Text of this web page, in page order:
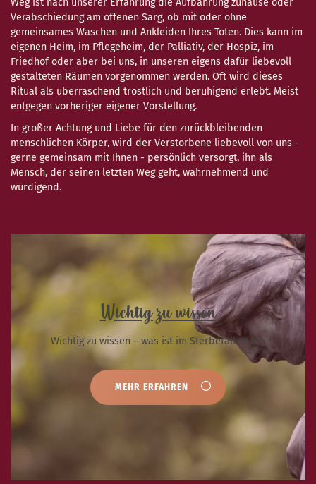
Verabschiedung am offenen Sarg, ob mit oder ohne
gemeinsames Waschen und Ankleiden Ihres Toten. Dies kann im
eigenen Heim, im Pflegeheim, der Palliativ, der Hospiz, im
Friedhof oder aber bei uns, in unseren eigens dafür liebevoll
gestalteten Räumen vorgenommen werden. Oft wird dieses
Ritual als überraschend tröstlich und beruhigend erlebt. Meist
entgegen vorheriger eigener Vorstellung.
In großer Achtung und Liebe für den zurückbleibenden
menschlichen Körper, wird der Verstorbene liebevoll von uns -
gerne gemeinsam mit Ihnen - persönlich versorgt, ihn als
Mensch, der seinen letzten Weg geht, wahrnehmend und
würdigend.
Wichtig zu wissen
Wichtig zu wissen – was ist im Sterbefall zu tun
MEHR ERFAHREN